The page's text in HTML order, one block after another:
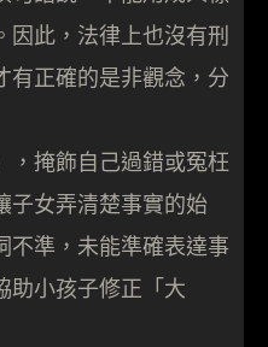
此，法律上也沒有刑
有正確的是非觀念，分
，掩飾自己過錯或冤枉
子女弄清楚事實的始
不準，未能準確表達事
助小孩子修正「大